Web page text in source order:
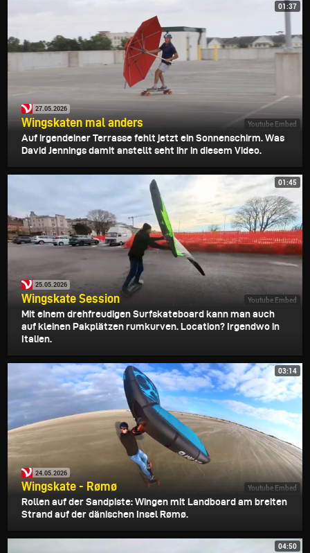
01:37
Youtube Embed
27.05.2026
Wingskaten mal anders
Auf irgendeiner Terrasse fehlt jetzt ein Sonnenschirm. Was
David Jennings damit anstellt seht ihr in diesem Video.
01:45
Youtube Embed
25.05.2026
Wingskate Session
Mit einem drehfreudigen Surfskateboard kann man auch
auf kleinen Pakplätzen rumkurven. Location? Irgendwo in
Italien.
03:14
Youtube Embed
24.05.2026
Wingskate - Rømø
Rollen auf der Sandpiste: Wingen mit Landboard am breiten
Strand auf der dänischen Insel Rømø.
04:50